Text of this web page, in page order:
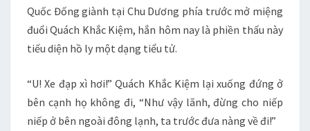
Quốc Đống giành tại Chu Dương phía trước mở miệng
đuổi Quách Khắc Kiệm, hắn hôm nay là phiền thấu này
tiếu diện hồ ly một dạng tiểu tử.
“U! Xe đạp xì hơi!” Quách Khắc Kiệm lại xuống đứng ở
bên cạnh họ không đi, “Như vậy lãnh, đừng cho niếp
niếp ở bên ngoài đông lạnh, ta trước đưa nàng về đi!”